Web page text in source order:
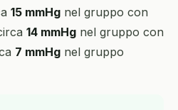
15 mmHg nel gruppo con
14 mmHg nel gruppo con
7 mmHg nel gruppo